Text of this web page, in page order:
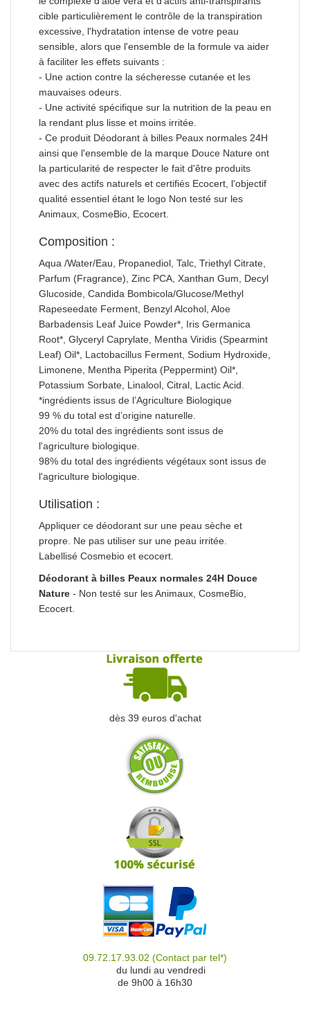
cible particulièrement le contrôle de la transpiration
excessive, l'hydratation intense de votre peau
sensible, alors que l'ensemble de la formule va aider
à faciliter les effets suivants :
- Une action contre la sécheresse cutanée et les
mauvaises odeurs.
- Une activité spécifique sur la nutrition de la peau en
la rendant plus lisse et moins irritée.
- Ce produit Déodorant à billes Peaux normales 24H
ainsi que l'ensemble de la marque Douce Nature ont
la particularité de respecter le fait d'être produits
avec des actifs naturels et certifiés Ecocert, l'objectif
qualité essentiel étant le logo Non testé sur les
Animaux, CosmeBio, Ecocert.
Composition :
Aqua /Water/Eau, Propanediol, Talc, Triethyl Citrate,
Parfum (Fragrance), Zinc PCA, Xanthan Gum, Decyl
Glucoside, Candida Bombicola/Glucose/Methyl
Rapeseedate Ferment, Benzyl Alcohol, Aloe
Barbadensis Leaf Juice Powder*, Iris Germanica
Root*, Glyceryl Caprylate, Mentha Viridis (Spearmint
Leaf) Oil*, Lactobacillus Ferment, Sodium Hydroxide,
Limonene, Mentha Piperita (Peppermint) Oil*,
Potassium Sorbate, Linalool, Citral, Lactic Acid.
*ingrédients issus de l’Agriculture Biologique
99 % du total est d’origine naturelle.
20% du total des ingrédients sont issus de
l'agriculture biologique.
98% du total des ingrédients végétaux sont issus de
l'agriculture biologique.
Utilisation :
Appliquer ce déodorant sur une peau sèche et
propre. Ne pas utiliser sur une peau irritée.
Labellisé Cosmebio et ecocert.
Déodorant à billes Peaux normales 24H Douce
Nature - Non testé sur les Animaux, CosmeBio,
Ecocert.
dès 39 euros d'achat
09.72.17.93.02 (Contact par tel*)
du lundi au vendredi
de 9h00 à 16h30